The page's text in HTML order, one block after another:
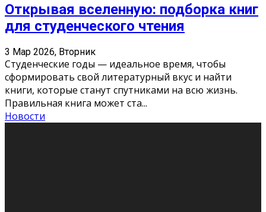
Открывая вселенную: подборка книг
для студенческого чтения
3 Мар 2026, Вторник
Студенческие годы — идеальное время, чтобы
сформировать свой литературный вкус и найти
книги, которые станут спутниками на всю жизнь.
Правильная книга может ста...
Новости